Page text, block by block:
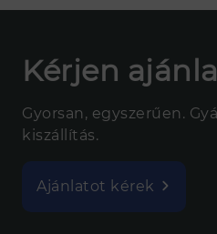
Kérjen
Gyorsan, egyszerűen.
kiszállítás.
Ajánlatot kérek